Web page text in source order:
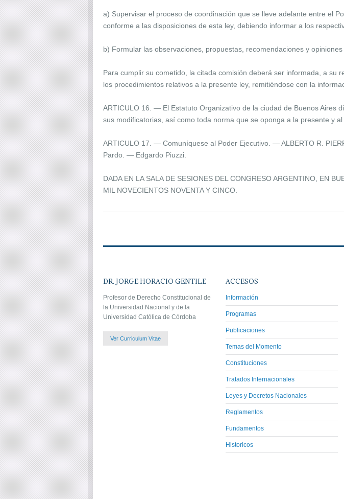
a) Supervisar el proceso de coordinación que se lleve adelante entre el
conforme a las disposiciones de esta ley, debiendo informar a los
b) Formular las observaciones, propuestas, recomendaciones y
Para cumplir su cometido, la citada comisión deberá ser informada, a
los procedimientos relativos a la presente ley, remitiéndose con la
ARTICULO 16. — El Estatuto Organizativo de la ciudad de Buenos Aires
sus modificatorias, así como toda norma que se oponga a la presente y
ARTICULO 17. — Comuníquese al Poder Ejecutivo. — ALBERTO R.
Pardo. — Edgardo Piuzzi.
DADA EN LA SALA DE SESIONES DEL CONGRESO ARGENTINO, EN
MIL NOVECIENTOS NOVENTA Y CINCO.
DR. JORGE HORACIO GENTILE
Profesor de Derecho Constitucional de
la Universidad Nacional y de la
Universidad Católica de Córdoba
Ver Curriculum Vitae
ACCESOS
Información
Programas
Publicaciones
Temas del Momento
Constituciones
Tratados Internacionales
Leyes y Decretos Nacionales
Reglamentos
Fundamentos
Historicos